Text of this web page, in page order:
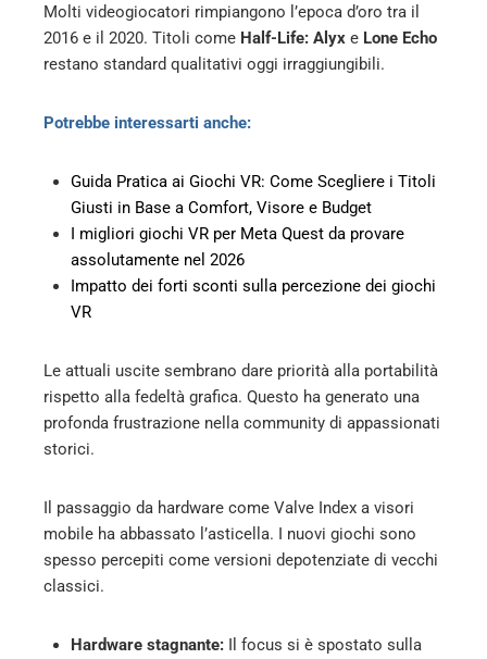
Molti videogiocatori rimpiangono l’epoca d’oro tra il
2016 e il 2020. Titoli come Half-Life: Alyx e Lone Echo
restano standard qualitativi oggi irraggiungibili.
Potrebbe interessarti anche:
Guida Pratica ai Giochi VR: Come Scegliere i Titoli
Giusti in Base a Comfort, Visore e Budget
I migliori giochi VR per Meta Quest da provare
assolutamente nel 2026
Impatto dei forti sconti sulla percezione dei giochi
VR
Le attuali uscite sembrano dare priorità alla portabilità
rispetto alla fedeltà grafica. Questo ha generato una
profonda frustrazione nella community di appassionati
storici.
Il passaggio da hardware come Valve Index a visori
mobile ha abbassato l’asticella. I nuovi giochi sono
spesso percepiti come versioni depotenziate di vecchi
classici.
Hardware stagnante: Il focus si è spostato sulla